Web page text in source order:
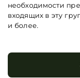
необходимости
входящих в эту
и более.